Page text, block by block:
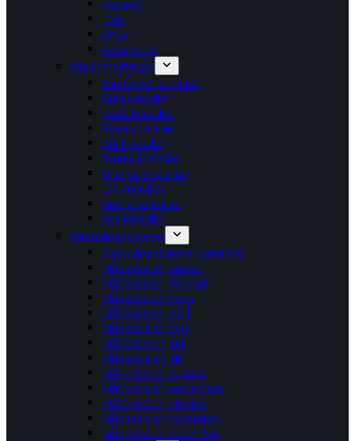
Karneol
Jade
Onyx
Akvamarin
Alla kristallfärger
Alla färger samlade
Gula kristaller
Röda kristaller
Rosa kristaller
Blå kristaller
Svarta kristaller
Orange kristaller
Lila kristaller
Gröna kristaller
Vita kristaller
Alla månadsstenar
Alla månadsstenar samlade
Månadssten januari
Månadssten februari
Månadssten mars
Månadssten april
Månadssten maj
Månadssten juni
Månadssten juli
Månadssten augusti
Månadssten september
Månadssten oktober
Månadssten november
Månadssten december